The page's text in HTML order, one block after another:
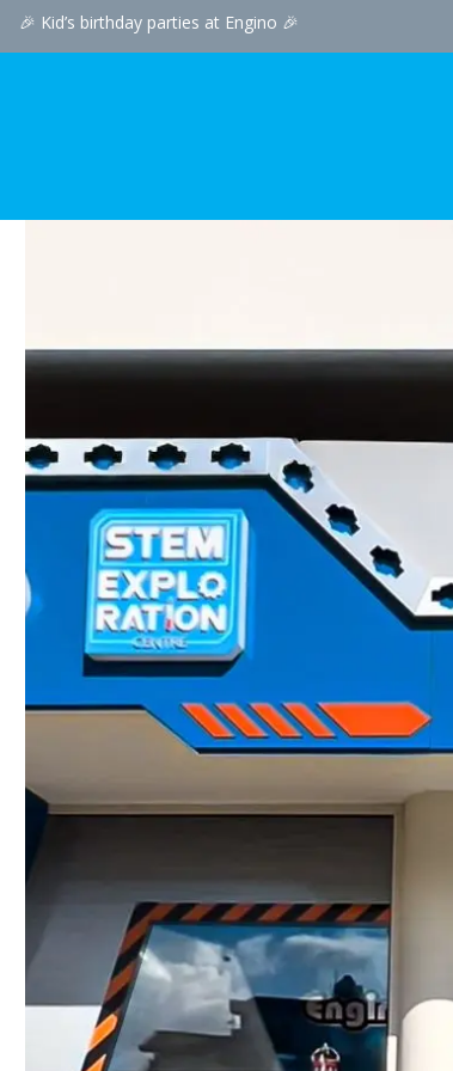
🎉 Kid’s birthday par​ties at Engino 🎉